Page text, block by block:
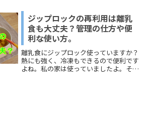
か？ホワイトチョコが溶けにくいのは、
たまたま失敗しただけなのか、何か原因
があるのか。ホワイトチョコに苦戦して
いる人、手作りチョコのポイントを押さ
えておきたい人は、どうぞご覧くださ
い。
ジップロックの再利用は離乳
食も大丈夫？管理の仕方や便
利な使い方。
離乳食にジップロック使っていますか？
熱にも強く、冷凍もできるので便利です
よね。私の家は使っていましたよ。そこ